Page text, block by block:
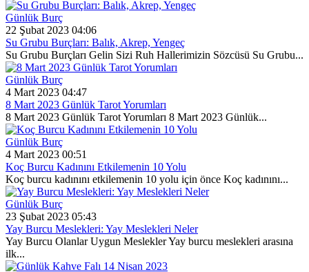
Günlük Burç
22 Şubat 2023 04:06
Su Grubu Burçları: Balık, Akrep, Yengeç
Su Grubu Burçları Gelin Sizi Ruh Hallerimizin Sözcüsü Su Grubu...
Günlük Burç
4 Mart 2023 04:47
8 Mart 2023 Günlük Tarot Yorumları
8 Mart 2023 Günlük Tarot Yorumları 8 Mart 2023 Günlük...
Günlük Burç
4 Mart 2023 00:51
Koç Burcu Kadınını Etkilemenin 10 Yolu
Koç burcu kadınını etkilemenin 10 yolu için önce Koç kadınını...
Günlük Burç
23 Şubat 2023 05:43
Yay Burcu Meslekleri: Yay Meslekleri Neler
Yay Burcu Olanlar Uygun Meslekler Yay burcu meslekleri arasına
ilk...